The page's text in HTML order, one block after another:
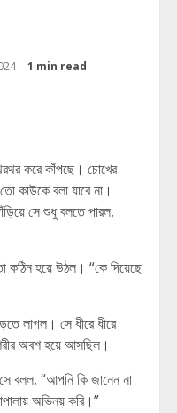
1 min read
করে কাঁপছে। চোখের
কাউকে বলা যাবে না।
সে শুধু বলতে পারল,
কঠিন হয়ে উঠল। “কে দিয়েছে
লাগল। সে ধীরে ধীরে
অবশ হয়ে আসছিল।
বলল, “আপনি কি জানেন না
অভিনয় করি।”